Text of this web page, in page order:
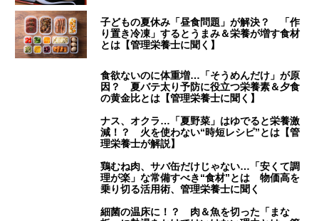
子どもの夏休み「昼食問題」が解決？ 「作
り置き冷凍」するとうまみ＆栄養が増す食材
とは【管理栄養士に聞く】
食欲ないのに体重増…「そうめんだけ」が原
因？ 夏バテ太り予防に役立つ栄養素＆夕食
の黄金比とは【管理栄養士に聞く】
ナス、オクラ…「夏野菜」はゆでると栄養激
減！？ 火を使わない“時短レシピ”とは【管
理栄養士が解説】
鶏むね肉、サバ缶だけじゃない…「安くて調
理が楽」な常備すべき“食材”とは 物価高を
乗り切る活用術、管理栄養士に聞く
細菌の温床に！？ 肉＆魚を切った「まな